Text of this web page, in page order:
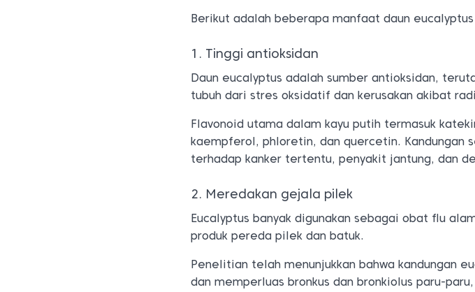
Berikut adalah beberapa manfaat daun
1. Tinggi antioksidan
Daun eucalyptus adalah sumber antioksidan,
tubuh dari stres oksidatif dan kerusakan akibat
Flavonoid utama dalam kayu putih termasuk
kaempferol, phloretin, dan quercetin. Kandungan
terhadap kanker tertentu, penyakit jantung, dan
2. Meredakan gejala pilek
Eucalyptus banyak digunakan sebagai obat flu
produk pereda pilek dan batuk.
Penelitian telah menunjukkan bahwa kandungan
dan memperluas bronkus dan bronkiolus paru-